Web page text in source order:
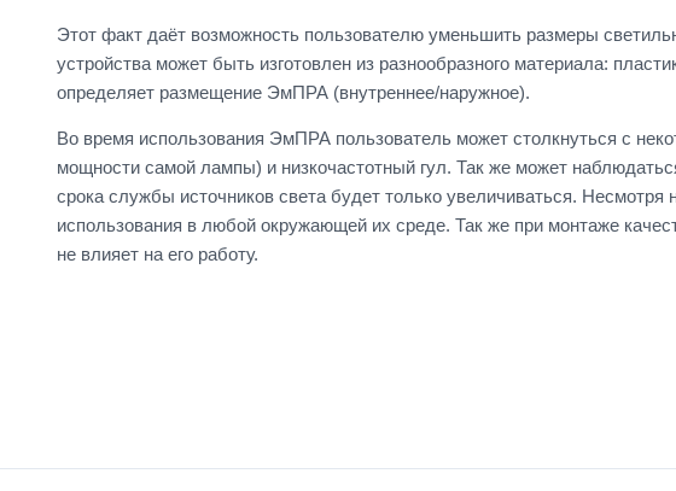
Этот факт даёт возможность пользователю уменьшить размеры
устройства может быть изготовлен из разнообразного материала:
определяет размещение ЭмПРА (внутреннее/наружное).
Во время использования ЭмПРА пользователь может столкнуться с
мощности самой лампы) и низкочастотный гул. Так же может
срока службы источников света будет только увеличиваться.
использования в любой окружающей их среде. Так же при монтаже
не влияет на его работу.